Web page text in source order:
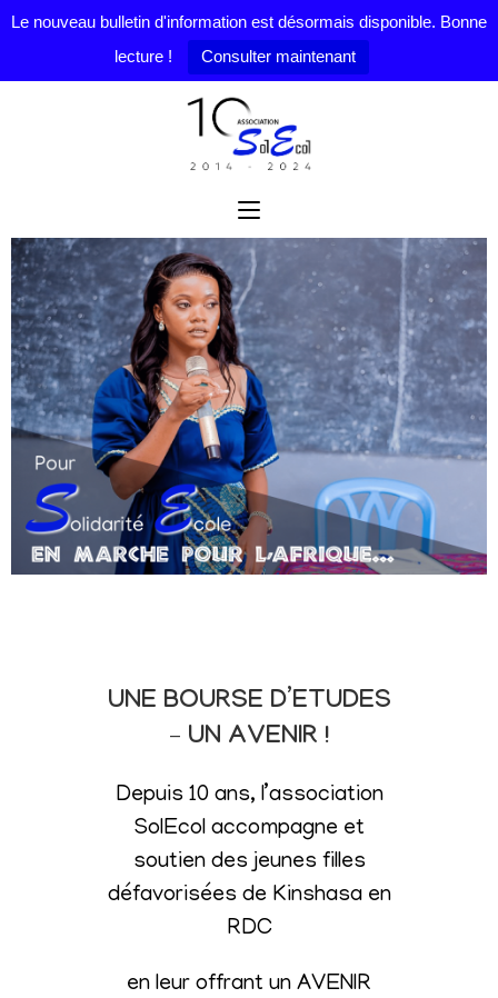
Le nouveau bulletin d'information est désormais disponible. Bonne
lecture !
Consulter maintenant
UNE BOURSE D’ETUDES
– UN AVENIR !
Depuis 10 ans, l’association
SolEcol accompagne et
soutien des jeunes filles
défavorisées de Kinshasa en
RDC
en leur offrant un AVENIR